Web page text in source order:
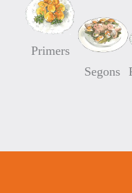
Primers
Segons